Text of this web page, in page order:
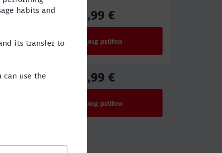
43,99 €
Verbindung prüfen
40,99 €
Verbindung prüfen